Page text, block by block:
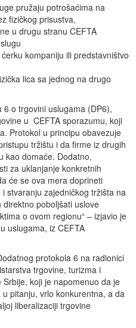
pružaju potrošaćima na
fizičkog prisustva,
u drugu stranu CEFTA
kompaniju ili predstavništvo
lica sa jednog na drugo
6 o trgovini uslugama (DP6),
u CEFTA sporazumu, koji
Protokol u principu obavezuje
tržištu i da firme iz drugih
kao domaće. Dodatno,
za uklanjanje konkretnih
će se ova mera doprineti
stvaranju zajedničkog tržišta na
poboljšati uslove
o ovom regionu“ – izjavio je
uslugama, iz CEFTA
protokola 6 na radionici
trgovine, turizma i
koji je napomenuo da je
pitanju, vrlo konkurentna, a da
liberalizaciji trgovine